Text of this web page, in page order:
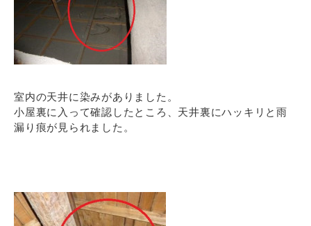
室内の天井に染みがありました。
小屋裏に入って確認したところ、天井裏にハッキリと雨
漏り痕が見られました。